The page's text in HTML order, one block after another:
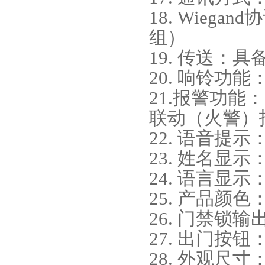
18. Wiegand
组）
19. 传送：具
20. 响铃功能
21.报警功能
联动（火警）
22. 语音提示
23. 姓名显示
24. 语言显示
25. 产品颜色
26. 门禁锁输
27. 出门按钮
28. 外观尺寸